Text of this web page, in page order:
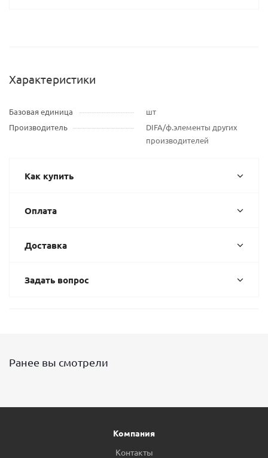
Характеристики
Базовая единица
шт
Производитель
DIFA/ф.элементы других
производителей
Как купить
Оплата
Доставка
Задать вопрос
Ранее вы смотрели
Компания
Контакты